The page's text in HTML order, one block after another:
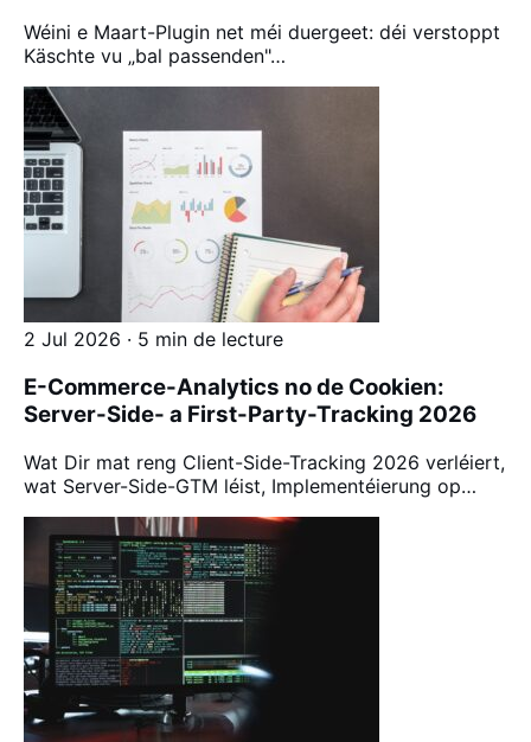
Wéini e Maart-Plugin net méi duergeet: déi verstoppt
Käschte vu „bal passenden"…
2 Jul 2026 · 5 min de lecture
E-Commerce-Analytics no de Cookien:
Server-Side- a First-Party-Tracking 2026
Wat Dir mat reng Client-Side-Tracking 2026 verléiert,
wat Server-Side-GTM léist, Implementéierung op…